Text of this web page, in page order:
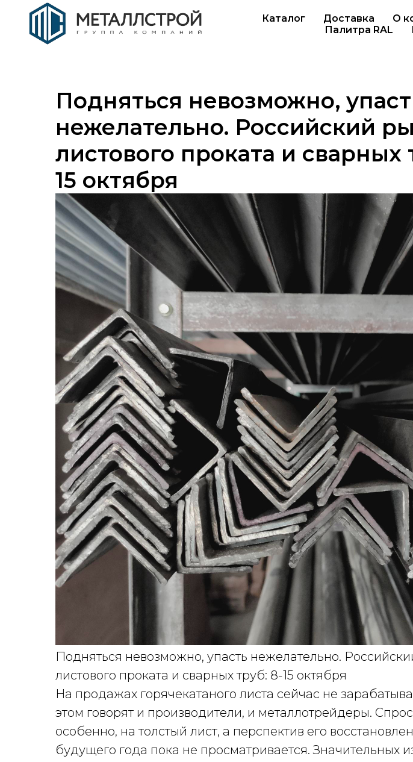
Каталог Доставка О
Палитра RAL
Подняться невозможно,
нежелательно. Российский
листового проката и сварных
15 октября
Подняться невозможно, упасть нежелательно.
листового проката и сварных труб: 8-15 октября
На продажах горячекатаного листа сейчас не
этом говорят и производители, и металлотрейдеры.
особенно, на толстый лист, а перспектив его
будущего года пока не просматривается. Значительных